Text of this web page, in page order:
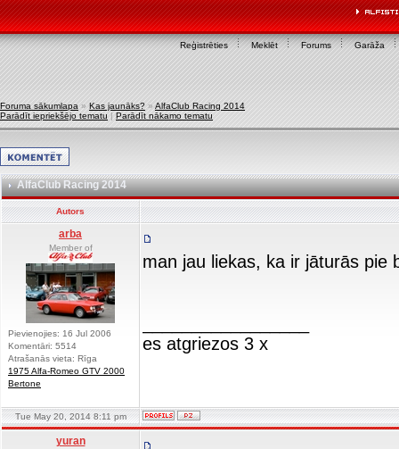
Reģistrēties Meklēt Forums Garāža
Foruma sākumlapa » Kas jaunāks? » AlfaClub Racing 2014
Parādīt iepriekšējo tematu | Parādīt nākamo tematu
AlfaClub Racing 2014
Autors
arba
Member of
Pievienojies: 16 Jul 2006
Komentāri: 5514
Atrašanās vieta: Rīga
1975 Alfa-Romeo GTV 2000
Bertone
man jau liekas, ka ir jāturās pie
es atgriezos 3 x
Tue May 20, 2014 8:11 pm
yuran